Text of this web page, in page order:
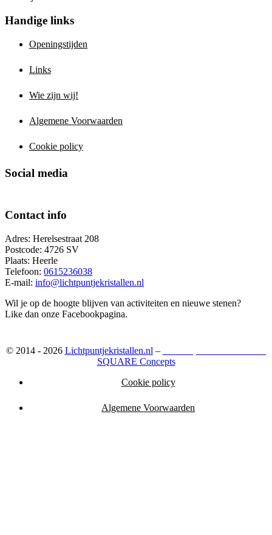
Handige links
Openingstijden
Links
Wie zijn wij!
Algemene Voorwaarden
Cookie policy
Social media
Contact info
Adres: Herelsestraat 208
Postcode: 4726 SV
Plaats: Heerle
Telefoon: 0615236038
E-mail: info@lichtpuntjekristallen.nl
Wil je op de hoogte blijven van activiteiten en nieuwe stenen?
Like dan onze Facebookpagina.
© 2014 - 2026 Lichtpuntjekristallen.nl –
SQUARE Concepts
Cookie policy
Algemene Voorwaarden